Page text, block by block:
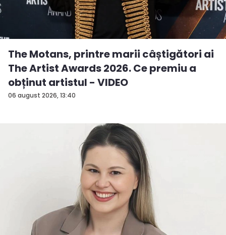
06 august 2026, 13:40
The Motans, printre marii câștigători ai
The Artist Awards 2026. Ce premiu a
obținut artistul - VIDEO